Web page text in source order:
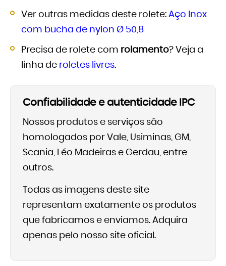
Ver outras medidas deste rolete: Aço Inox
com bucha de nylon Ø 50,8
Precisa de rolete com rolamento? Veja a
linha de roletes livres.
Confiabilidade e autenticidade IPC
Nossos produtos e serviços são
homologados por Vale, Usiminas, GM,
Scania, Léo Madeiras e Gerdau, entre
outros.
Todas as imagens deste site
representam exatamente os produtos
que fabricamos e enviamos. Adquira
apenas pelo nosso site oficial.